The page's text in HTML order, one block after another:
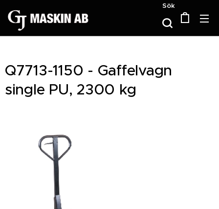
Sök
Q7713-1150 - Gaffelvagn
single PU, 2300 kg